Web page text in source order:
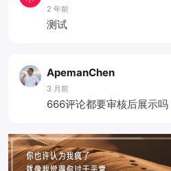
2 年前
测试
ApemanChen
3 月前
666评论都要审核后展示吗